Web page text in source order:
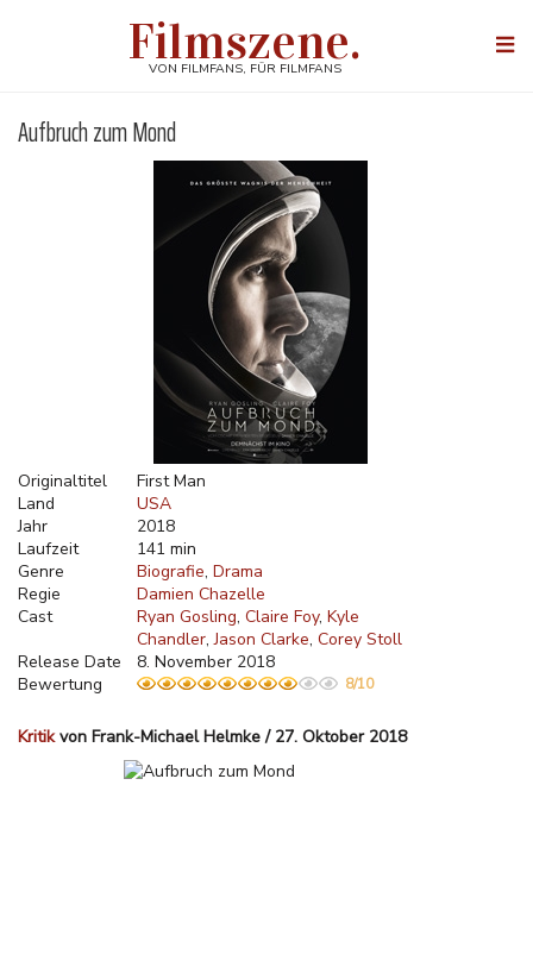
Filmszene.
VON FILMFANS, FÜR FILMFANS
Aufbruch zum Mond
Originaltitel
First Man
Land
USA
Jahr
2018
Laufzeit
141 min
Genre
Biografie Drama
Regie
Damien Chazelle
Cast
Ryan Gosling Claire Foy Kyle
Chandler Jason Clarke Corey Stoll
Release Date
8. November 2018
Bewertung
8/10
Kritikvon Frank-Michael Helmke / 27. Oktober 2018